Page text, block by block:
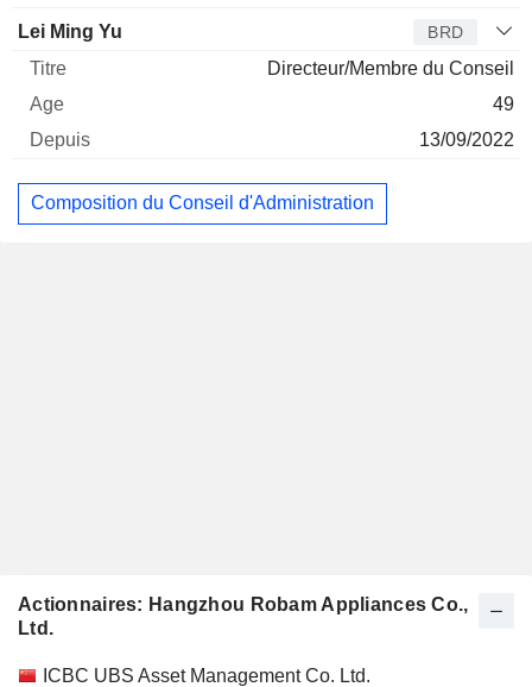
Lei Ming Yu BRD
Directeur/Membre du Conseil
49
13/09/2022
Composition du Conseil d'Administration
Actionnaires: Hangzhou Robam Appliances Co.,
Ltd.
Nom Actions % Valorisation
ICBC UBS Asset Management Co. Ltd.